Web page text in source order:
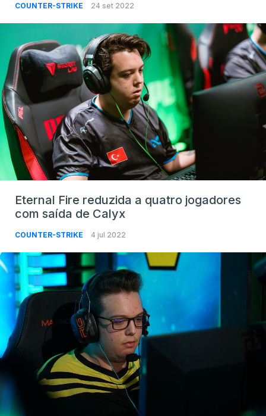
COUNTER-STRIKE 24 set 2022
Eternal Fire reduzida a quatro jogadores
com saída de Calyx
COUNTER-STRIKE 4 jul 2022